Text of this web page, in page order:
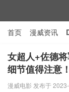
首页 漫威资讯
电视剧资源 漫威
女超人+佐德
细节值得注意！
漫威电影 发布于